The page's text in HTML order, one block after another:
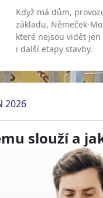
Když má dům,
základu, Němeček-
které nejsou vidět
i další etapy stavby.
2026
slouží a